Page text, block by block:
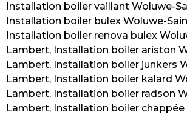
Installation boiler vaillant Woluwe-
Installation boiler bulex Woluwe-
Installation boiler renova bulex
Lambert, Installation boiler ariston
Lambert, Installation boiler junkers
Lambert, Installation boiler kalard
Lambert, Installation boiler radson
Lambert, Installation boiler